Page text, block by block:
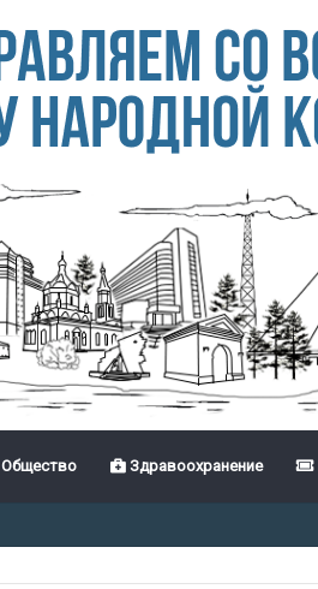
Общество Здравоохранение